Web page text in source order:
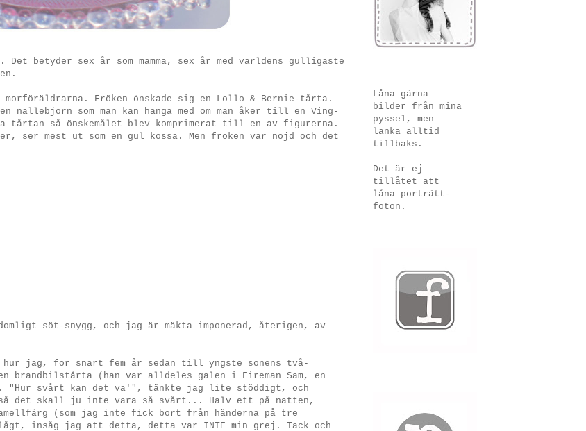
betyder sex år som mamma, sex år med världens gulligaste
Fröken önskade sig en Lollo & Bernie-tårta.
som man kan hänga med om man åker till en Ving-
tårtan så önskemålet blev komprimerat till en av figurerna.
mest ut som en gul kossa. Men fröken var nöjd och det
söt-snygg, och jag är mäkta imponerad, återigen, av
jag, för snart fem år sedan till yngste sonens två-
brandbilstårta (han var alldeles galen i Fireman Sam, en
"Hur svårt kan det va'", tänkte jag lite stöddigt, och
det skall ju inte vara så svårt... Halv ett på natten,
(som jag inte fick bort från händerna på tre
lågt, insåg jag att detta, detta var INTE min grej. Tack och
Låna gärna
bilder från mina
pyssel, men
länka alltid
tillbaks.
Det är ej
tillåtet att
låna porträtt-
foton.